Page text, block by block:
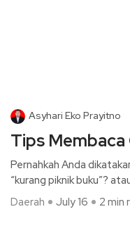
Asyhari Eko Prayitno
Tips
Pernahkah Anda
“kurang piknik buku”?
Daerah
July 16 2 min